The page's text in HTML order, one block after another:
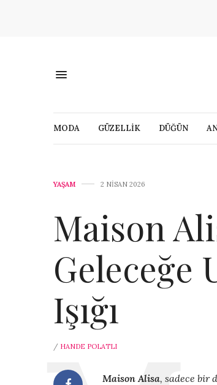
MODA GÜZELLİK DÜĞÜN
YAŞAM 2 NISAN 2026
Maison
Geleceğe
Işığı
/ HANDE POLATLI
Maison Alisa, sadece bir